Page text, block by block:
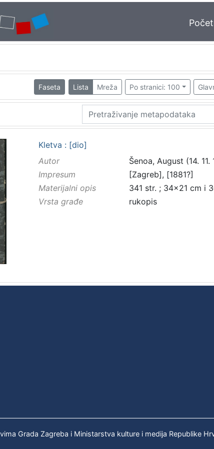
Faseta Lista Mreža Po stranici: 100
Kletva : [dio]
Autor
Šenoa, August (14. 11.
Impresum
[Zagreb], [1881?]
Materijalni opis
341 str. ; 34x21 cm i
Vrsta građe
rukopis
Grada Zagreba i Ministarstva kulture i medija Republike